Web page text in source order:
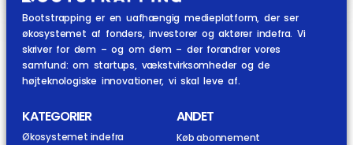
Bootstrapping er en uafhængig medieplatform, der ser
økosystemet af fonders, investorer og aktører indefra. Vi
skriver for dem – og om dem – der forandrer vores
samfund: om startups, vækstvirksomheder og de
højteknologiske innovationer, vi skal leve af.
KATEGORIER
Økosystemet indefra
ANDET
Køb abonnement